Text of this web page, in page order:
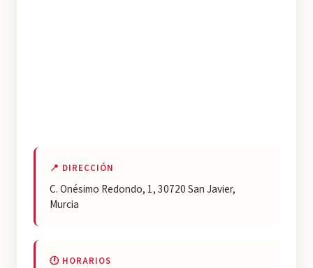
📍 DIRECCIÓN
C. Onésimo Redondo, 1, 30720 San Javier,
Murcia
🕐 HORARIOS